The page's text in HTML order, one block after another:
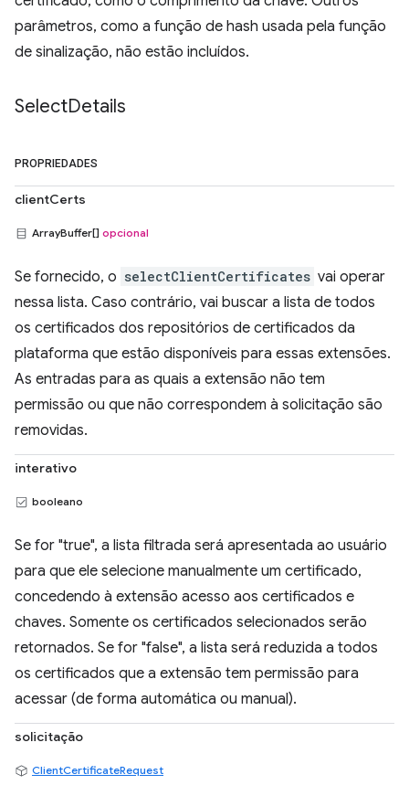
parâmetros, como a função de hash usada pela função
de sinalização, não estão incluídos.
SelectDetails
PROPRIEDADES
clientCerts
ArrayBuffer[] opcional
Se fornecido, o selectClientCertificates vai operar
nessa lista. Caso contrário, vai buscar a lista de todos
os certificados dos repositórios de certificados da
plataforma que estão disponíveis para essas extensões.
As entradas para as quais a extensão não tem
permissão ou que não correspondem à solicitação são
removidas.
interativo
booleano
Se for "true", a lista filtrada será apresentada ao usuário
para que ele selecione manualmente um certificado,
concedendo à extensão acesso aos certificados e
chaves. Somente os certificados selecionados serão
retornados. Se for "false", a lista será reduzida a todos
os certificados que a extensão tem permissão para
acessar (de forma automática ou manual).
solicitação
ClientCertificateRequest